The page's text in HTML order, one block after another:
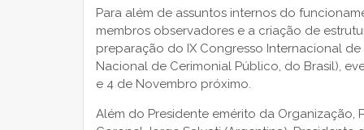
Para além de assuntos internos do
membros observadores e a criação de
preparação do IX Congresso Internacional
Nacional de Cerimonial Público, do Brasil),
e 4 de Novembro próximo.
Além do Presidente emérito da Organização,